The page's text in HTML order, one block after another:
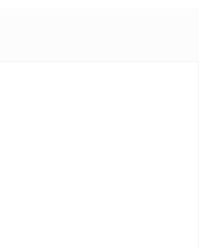
5 hvězdiček.